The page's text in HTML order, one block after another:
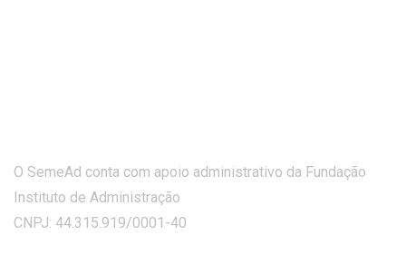
O SemeAd conta com apoio administrativo da Fundação
Instituto de Administração
CNPJ: 44.315.919/0001-40